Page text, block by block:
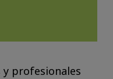
y profesionales